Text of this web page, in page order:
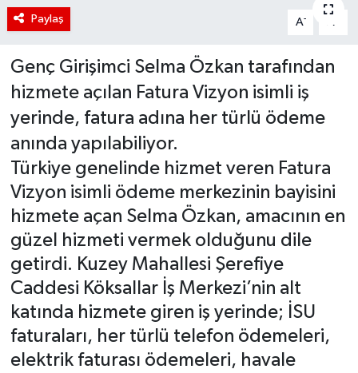
Paylaş A- A
Genç Girişimci Selma Özkan tarafından
hizmete açılan Fatura Vizyon isimli iş
yerinde, fatura adına her türlü ödeme
anında yapılabiliyor.
Türkiye genelinde hizmet veren Fatura
Vizyon isimli ödeme merkezinin bayisini
hizmete açan Selma Özkan, amacının en
güzel hizmeti vermek olduğunu dile
getirdi. Kuzey Mahallesi Şerefiye
Caddesi Köksallar İş Merkezi’nin alt
katında hizmete giren iş yerinde; İSU
faturaları, her türlü telefon ödemeleri,
elektrik faturası ödemeleri, havale